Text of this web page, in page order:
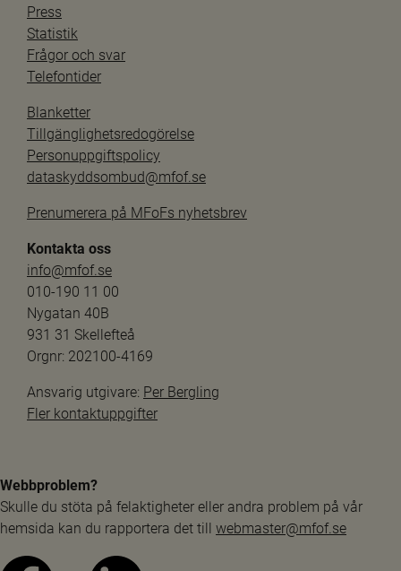
Press
Statistik
Frågor och svar
Telefontider
Blanketter
Tillgänglighetsredogörelse
Personuppgiftspolicy
dataskyddsombud@mfof.se
Prenumerera på MFoFs nyhetsbrev
Kontakta oss
info@mfof.se
010-190 11 00
Nygatan 40B
931 31 Skellefteå
Orgnr: 202100-4169
Ansvarig utgivare: Per Bergling
Fler kontaktuppgifter
Webbproblem?
Skulle du stöta på felaktigheter eller andra problem på vår
hemsida kan du rapportera det till webmaster@mfof.se